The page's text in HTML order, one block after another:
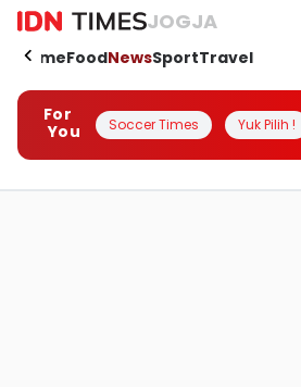
JOGJA
HomeFoodNewsSportTravel
For
You
Soccer Times Yuk Pilih !